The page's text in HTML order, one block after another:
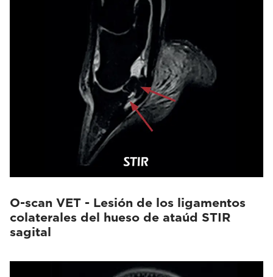
O-scan VET - Lesión de los ligamentos
colaterales del hueso de ataúd STIR
sagital